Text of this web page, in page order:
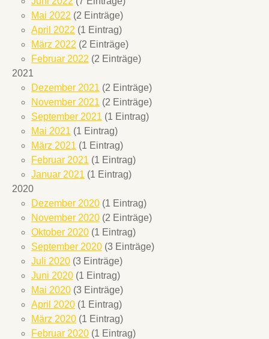
Mai 2022 (2 Einträge)
April 2022 (1 Eintrag)
März 2022 (2 Einträge)
Februar 2022 (2 Einträge)
2021
Dezember 2021 (2 Einträge)
November 2021 (2 Einträge)
September 2021 (1 Eintrag)
Mai 2021 (1 Eintrag)
März 2021 (1 Eintrag)
Februar 2021 (1 Eintrag)
Januar 2021 (1 Eintrag)
2020
Dezember 2020 (1 Eintrag)
November 2020 (2 Einträge)
Oktober 2020 (1 Eintrag)
September 2020 (3 Einträge)
Juli 2020 (3 Einträge)
Juni 2020 (1 Eintrag)
Mai 2020 (3 Einträge)
April 2020 (1 Eintrag)
März 2020 (1 Eintrag)
Februar 2020 (1 Eintrag)